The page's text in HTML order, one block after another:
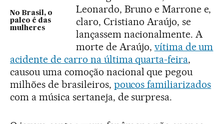
No Brasil, o
palco é das
mulheres
Leonardo, Bruno e Marrone e,
claro, Cristiano Araújo, se
lançassem nacionalmente. A
morte de Araújo, vítima de um
acidente de carro na última quarta-feira,
causou uma comoção nacional que pegou
milhões de brasileiros, poucos familiarizados
com a música sertaneja, de surpresa.